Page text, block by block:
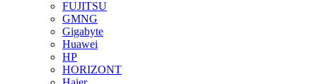
FUJITSU
GMNG
Gigabyte
Huawei
HP
HORIZONT